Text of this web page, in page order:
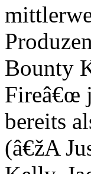
Bounty
Fireâ€œ
bereits
(â€žA